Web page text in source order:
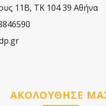
11Β, ΤΚ 104 39 Αθήνα
ΑΚΟΛΟΥΘΗΣΕ